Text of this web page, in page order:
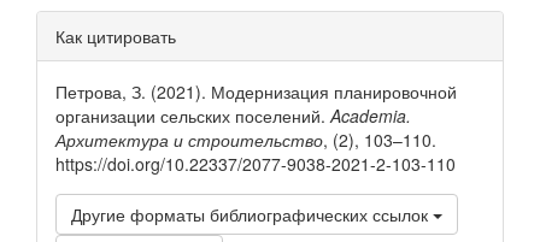
Информация
о статье
Как цитировать
Петрова, З. (2021). Модернизация планировочной
организации сельских поселений.Academia.
Архитектура и строительство, (2), 103–110.
https://doi.org/10.22337/2077-9038-2021-2-103-110
Другие форматы библиографических ссылок